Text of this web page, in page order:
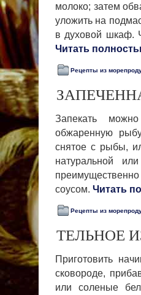
молоко; затем
уложить на
в духовой шкаф.
Читать
Рецепты из
Запекать
обжаренную
снятое с рыбы,
натуральной
соусом. Читать
Рецепты из
ТЕЛЬНОЕ
Приготовить
сковороде,
или соленые